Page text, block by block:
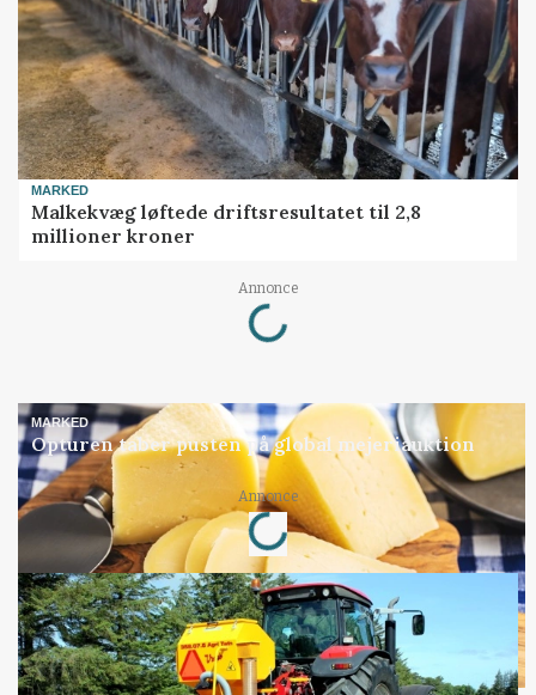
MARKED
Malkekvæg løftede driftsresultatet til 2,8
millioner kroner
Annonce
Loading...
MARKED
Opturen taber pusten på global mejeriauktion
Annonce
Loading...